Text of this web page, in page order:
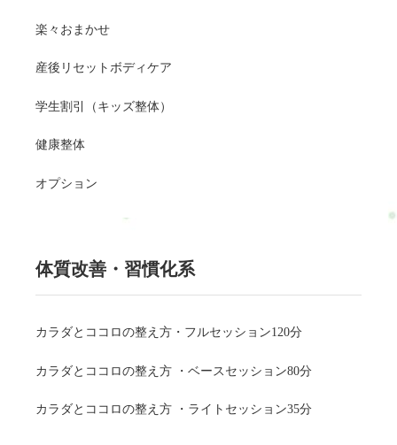
楽々おまかせ
産後リセットボディケア
学生割引（キッズ整体）
健康整体
オプション
体質改善・習慣化系
カラダとココロの整え方・フルセッション120分
カラダとココロの整え方 ・ベースセッション80分
カラダとココロの整え方 ・ライトセッション35分